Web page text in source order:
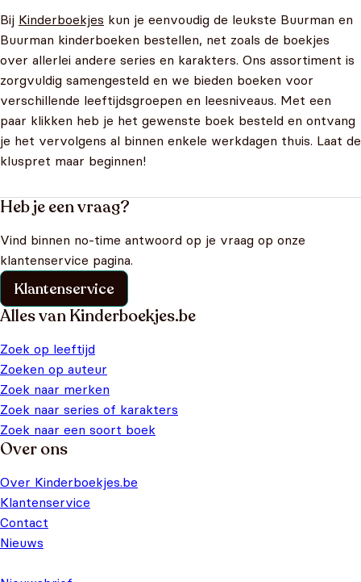
Bij Kinderboekjes kun je eenvoudig de leukste Buurman en
Buurman kinderboeken bestellen, net zoals de boekjes
over allerlei andere series en karakters. Ons assortiment is
zorgvuldig samengesteld en we bieden boeken voor
verschillende leeftijdsgroepen en leesniveaus. Met een
paar klikken heb je het gewenste boek besteld en ontvang
je het vervolgens al binnen enkele werkdagen thuis. Laat de
kluspret maar beginnen!
Heb je een vraag?
Vind binnen no-time antwoord op je vraag op onze
klantenservice pagina.
Klantenservice
Alles van Kinderboekjes.be
Zoek op leeftijd
Zoeken op auteur
Zoek naar merken
Zoek naar series of karakters
Zoek naar een soort boek
Over ons
Over Kinderboekjes.be
Klantenservice
Contact
Nieuws